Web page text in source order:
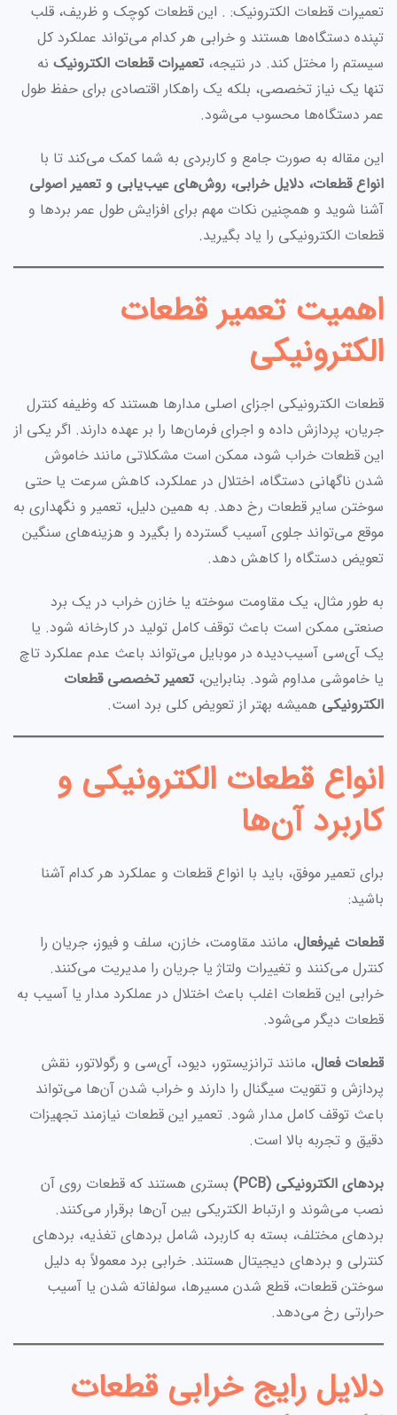
تعمیرات قطعات الکترونیک: . این قطعات کوچک و ظریف، قلب
تپنده دستگاه‌ها هستند و خرابی هر کدام می‌تواند عملکرد کل
سیستم را مختل کند. در نتیجه، تعمیرات قطعات الکترونیک نه
تنها یک نیاز تخصصی، بلکه یک راهکار اقتصادی برای حفظ طول
عمر دستگاه‌ها محسوب می‌شود.
این مقاله به صورت جامع و کاربردی به شما کمک می‌کند تا با
انواع قطعات، دلایل خرابی، روش‌های عیب‌یابی و تعمیر اصولی
آشنا شوید و همچنین نکات مهم برای افزایش طول عمر بردها و
قطعات الکترونیکی را یاد بگیرید.
اهمیت تعمیر قطعات
الکترونیکی
قطعات الکترونیکی اجزای اصلی مدارها هستند که وظیفه کنترل
جریان، پردازش داده و اجرای فرمان‌ها را بر عهده دارند. اگر یکی از
این قطعات خراب شود، ممکن است مشکلاتی مانند خاموش
شدن ناگهانی دستگاه، اختلال در عملکرد، کاهش سرعت یا حتی
سوختن سایر قطعات رخ دهد. به همین دلیل، تعمیر و نگهداری به
موقع می‌تواند جلوی آسیب گسترده را بگیرد و هزینه‌های سنگین
تعویض دستگاه را کاهش دهد.
به طور مثال، یک مقاومت سوخته یا خازن خراب در یک برد
صنعتی ممکن است باعث توقف کامل تولید در کارخانه شود. یا
یک آی‌سی آسیب‌دیده در موبایل می‌تواند باعث عدم عملکرد تاچ
یا خاموشی مداوم شود. بنابراین، تعمیر تخصصی قطعات
الکترونیکی همیشه بهتر از تعویض کلی برد است.
انواع قطعات الکترونیکی و
کاربرد آن‌ها
برای تعمیر موفق، باید با انواع قطعات و عملکرد هر کدام آشنا
باشید:
قطعات غیرفعال، مانند مقاومت، خازن، سلف و فیوز، جریان را
کنترل می‌کنند و تغییرات ولتاژ یا جریان را مدیریت می‌کنند.
خرابی این قطعات اغلب باعث اختلال در عملکرد مدار یا آسیب به
قطعات دیگر می‌شود.
قطعات فعال، مانند ترانزیستور، دیود، آی‌سی و رگولاتور، نقش
پردازش و تقویت سیگنال را دارند و خراب شدن آن‌ها می‌تواند
باعث توقف کامل مدار شود. تعمیر این قطعات نیازمند تجهیزات
دقیق و تجربه بالا است.
بردهای الکترونیکی (PCB)
بستری هستند که قطعات روی آن
نصب می‌شوند و ارتباط الکتریکی بین آن‌ها برقرار می‌کنند.
بردهای مختلف، بسته به کاربرد، شامل بردهای تغذیه، بردهای
کنترلی و بردهای دیجیتال هستند. خرابی برد معمولاً به دلیل
سوختن قطعات، قطع شدن مسیرها، سولفاته شدن یا آسیب
حرارتی رخ می‌دهد.
دلایل رایج خرابی قطعات